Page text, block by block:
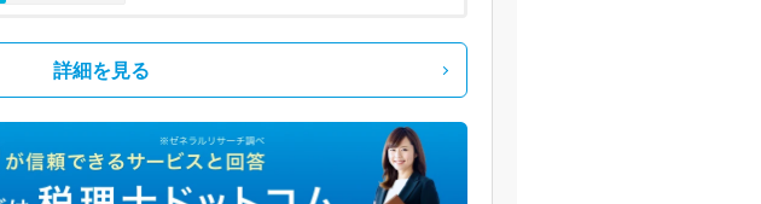
詳細を見る